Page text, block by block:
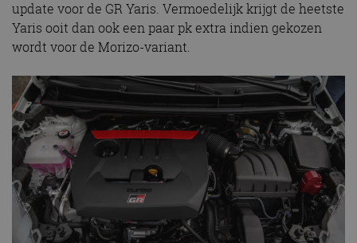
update voor de GR Yaris. Vermoedelijk krijgt de heetste
Yaris ooit dan ook een paar pk extra indien gekozen
wordt voor de Morizo-variant.